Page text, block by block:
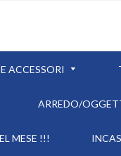
ACCESSORI
ARREDO/
MESE !!!